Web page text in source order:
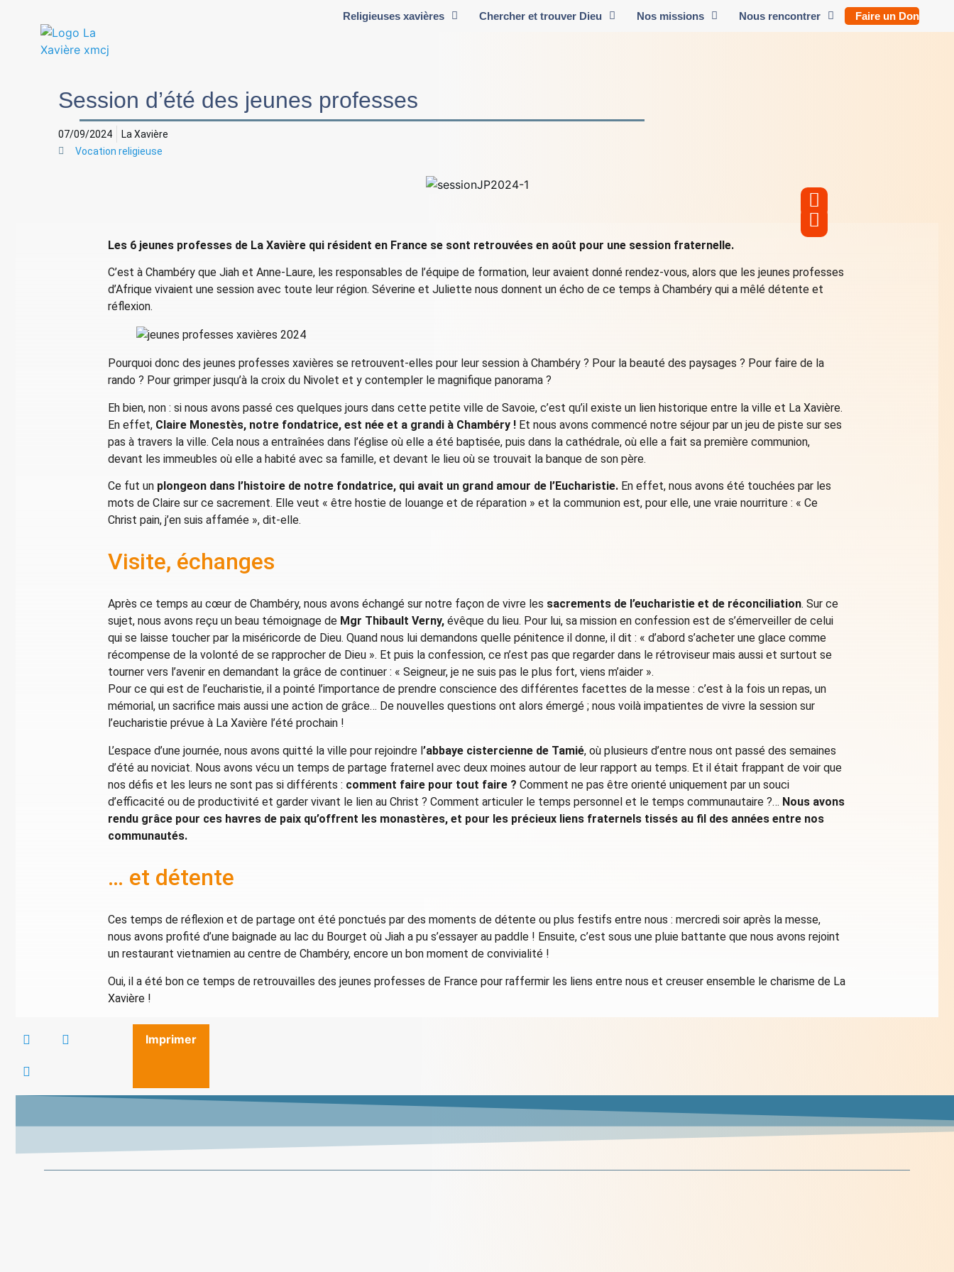
Religieuses xavières Chercher et trouver Dieu Nos missions Nous rencontrer Faire un Don
Session d’été des jeunes professes
07/09/2024
La Xavière
Vocation religieuse
Les 6 jeunes professes de La Xavière qui résident en France se sont retrouvées en août pour une session fraternelle.
C’est à Chambéry que Jiah et Anne-Laure, les responsables de l’équipe de formation, leur avaient donné rendez-vous, alors que les jeunes professes
d’Afrique vivaient une session avec toute leur région. Séverine et Juliette nous donnent un écho de ce temps à Chambéry qui a mêlé détente et
réflexion.
Pourquoi donc des jeunes professes xavières se retrouvent-elles pour leur session à Chambéry ? Pour la beauté des paysages ? Pour faire de la
rando ? Pour grimper jusqu’à la croix du Nivolet et y contempler le magnifique panorama ?
Eh bien, non : si nous avons passé ces quelques jours dans cette petite ville de Savoie, c’est qu’il existe un lien historique entre la ville et La Xavière.
En effet, Claire Monestès, notre fondatrice, est née et a grandi à Chambéry ! Et nous avons commencé notre séjour par un jeu de piste sur ses
pas à travers la ville. Cela nous a entraînées dans l’église où elle a été baptisée, puis dans la cathédrale, où elle a fait sa première communion,
devant les immeubles où elle a habité avec sa famille, et devant le lieu où se trouvait la banque de son père.
Ce fut un plongeon dans l’histoire de notre fondatrice, qui avait un grand amour de l’Eucharistie. En effet, nous avons été touchées par les
mots de Claire sur ce sacrement. Elle veut « être hostie de louange et de réparation » et la communion est, pour elle, une vraie nourriture : « Ce
Christ pain, j’en suis affamée », dit-elle.
Visite, échanges
Après ce temps au cœur de Chambéry, nous avons échangé sur notre façon de vivre les sacrements de l’eucharistie et de réconciliation. Sur ce
sujet, nous avons reçu un beau témoignage de Mgr Thibault Verny, évêque du lieu. Pour lui, sa mission en confession est de s’émerveiller de celui
qui se laisse toucher par la miséricorde de Dieu. Quand nous lui demandons quelle pénitence il donne, il dit : « d’abord s’acheter une glace comme
récompense de la volonté de se rapprocher de Dieu ». Et puis la confession, ce n’est pas que regarder dans le rétroviseur mais aussi et surtout se
tourner vers l’avenir en demandant la grâce de continuer : « Seigneur, je ne suis pas le plus fort, viens m’aider ».
Pour ce qui est de l’eucharistie, il a pointé l’importance de prendre conscience des différentes facettes de la messe : c’est à la fois un repas, un
mémorial, un sacrifice mais aussi une action de grâce… De nouvelles questions ont alors émergé ; nous voilà impatientes de vivre la session sur
l’eucharistie prévue à La Xavière l’été prochain !
L’espace d’une journée, nous avons quitté la ville pour rejoindre l’abbaye cistercienne de Tamié, où plusieurs d’entre nous ont passé des semaines
d’été au noviciat. Nous avons vécu un temps de partage fraternel avec deux moines autour de leur rapport au temps. Et il était frappant de voir que
nos défis et les leurs ne sont pas si différents : comment faire pour tout faire ? Comment ne pas être orienté uniquement par un souci
d’efficacité ou de productivité et garder vivant le lien au Christ ? Comment articuler le temps personnel et le temps communautaire ?… Nous avons
rendu grâce pour ces havres de paix qu’offrent les monastères, et pour les précieux liens fraternels tissés au fil des années entre nos
communautés.
… et détente
Ces temps de réflexion et de partage ont été ponctués par des moments de détente ou plus festifs entre nous : mercredi soir après la messe,
nous avons profité d’une baignade au lac du Bourget où Jiah a pu s’essayer au paddle ! Ensuite, c’est sous une pluie battante que nous avons rejoint
un restaurant vietnamien au centre de Chambéry, encore un bon moment de convivialité !
Oui, il a été bon ce temps de retrouvailles des jeunes professes de France pour raffermir les liens entre nous et creuser ensemble le charisme de La
Xavière !
Imprimer